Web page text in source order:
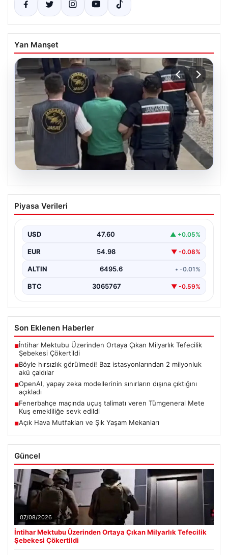
Yan Manşet
06.08.2026
Böyle hırsızlık görülmedi! Baz
istasyonlarından 2 milyonluk akü
Piyasa Verileri
USD 47.60 ▲ +0.05%
EUR 54.98 ▼ -0.08%
ALTIN 6495.6 • -0.01%
BTC 3065767 ▼ -0.59%
Son Eklenen Haberler
■İntihar Mektubu Üzerinden Ortaya Çıkan Milyarlık Tefecilik
Şebekesi Çökertildi
■Böyle hırsızlık görülmedi! Baz istasyonlarından 2 milyonluk
akü çaldılar
■OpenAI, yapay zeka modellerinin sınırların dışına çıktığını
açıkladı
■Fenerbahçe maçında uçuş talimatı veren Tümgeneral Mete
Kuş emekliliğe sevk edildi
■Açık Hava Mutfakları ve Şık Yaşam Mekanları
Güncel
07/08/2026
İntihar Mektubu Üzerinden Ortaya Çıkan Milyarlık Tefecilik
Şebekesi Çökertildi